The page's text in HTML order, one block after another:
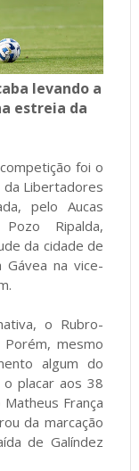
levando a
estreia da
foi o
Libertadores
pelo Aucas
Ripalda,
da cidade de
na vice-
o Rubro-
mesmo
algum do
placar aos 38
França
da marcação
de Galíndez